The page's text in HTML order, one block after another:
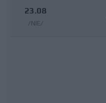
23.08
/NIE/